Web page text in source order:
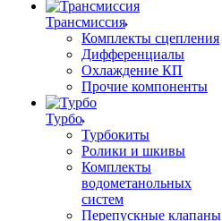
Трансмиссия
Комплекты сцепления
Дифференциалы
Охлаждение КП
Прочие компоненты
Турбо
Турбокиты
Ролики и шкивы
Комплекты
водометанольных
систем
Перепускные клапаны